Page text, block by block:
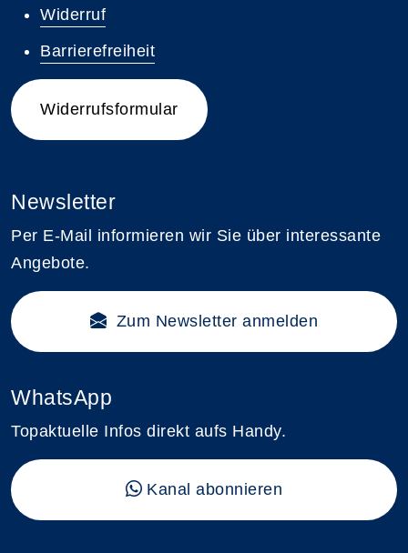
Widerruf
Barrierefreiheit
Widerrufsformular
Newsletter
Per E-Mail informieren wir Sie über interessante
Angebote.
Zum Newsletter anmelden
WhatsApp
Topaktuelle Infos direkt aufs Handy.
Kanal abonnieren